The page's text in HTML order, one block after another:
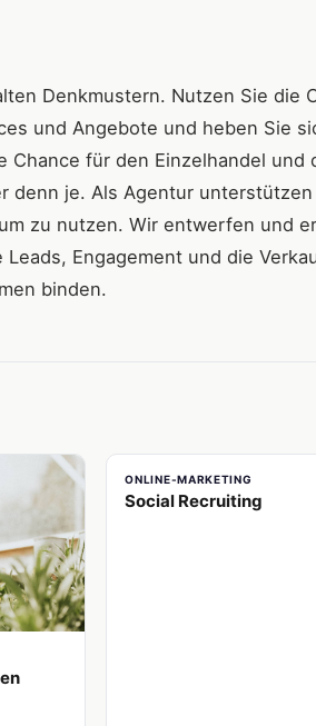
Denkmustern. Nutzen Sie die
und Angebote und heben Sie
Chance für den Einzelhandel
denn je. Als Agentur
zu nutzen. Wir entwerfen und
Leads, Engagement und die
binden.
ONLINE-MARKETING
Social Recruiting